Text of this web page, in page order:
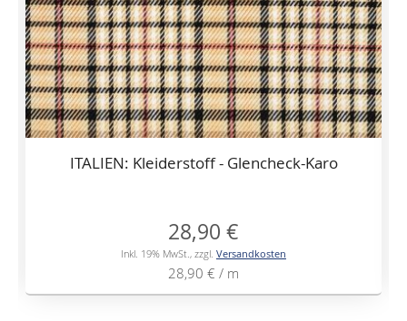
ITALIEN: Kleiderstoff - Glencheck-Karo
28,90 €
Inkl. 19% MwSt., zzgl. Versandkosten
28,90 € / m